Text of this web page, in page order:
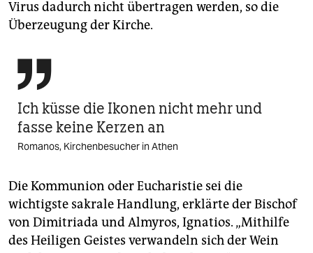
Virus dadurch nicht übertragen werden, so die
Überzeugung der Kirche.

Ich küsse die Ikonen nicht mehr und
fasse keine Kerzen an
Romanos, Kirchenbesucher in Athen
Die Kommunion oder Eucharistie sei die
wichtigste sakrale Handlung, erklärte der Bischof
von Dimitriada und Almyros, Ignatios. „Mithilfe
des Heiligen Geistes verwandeln sich der Wein